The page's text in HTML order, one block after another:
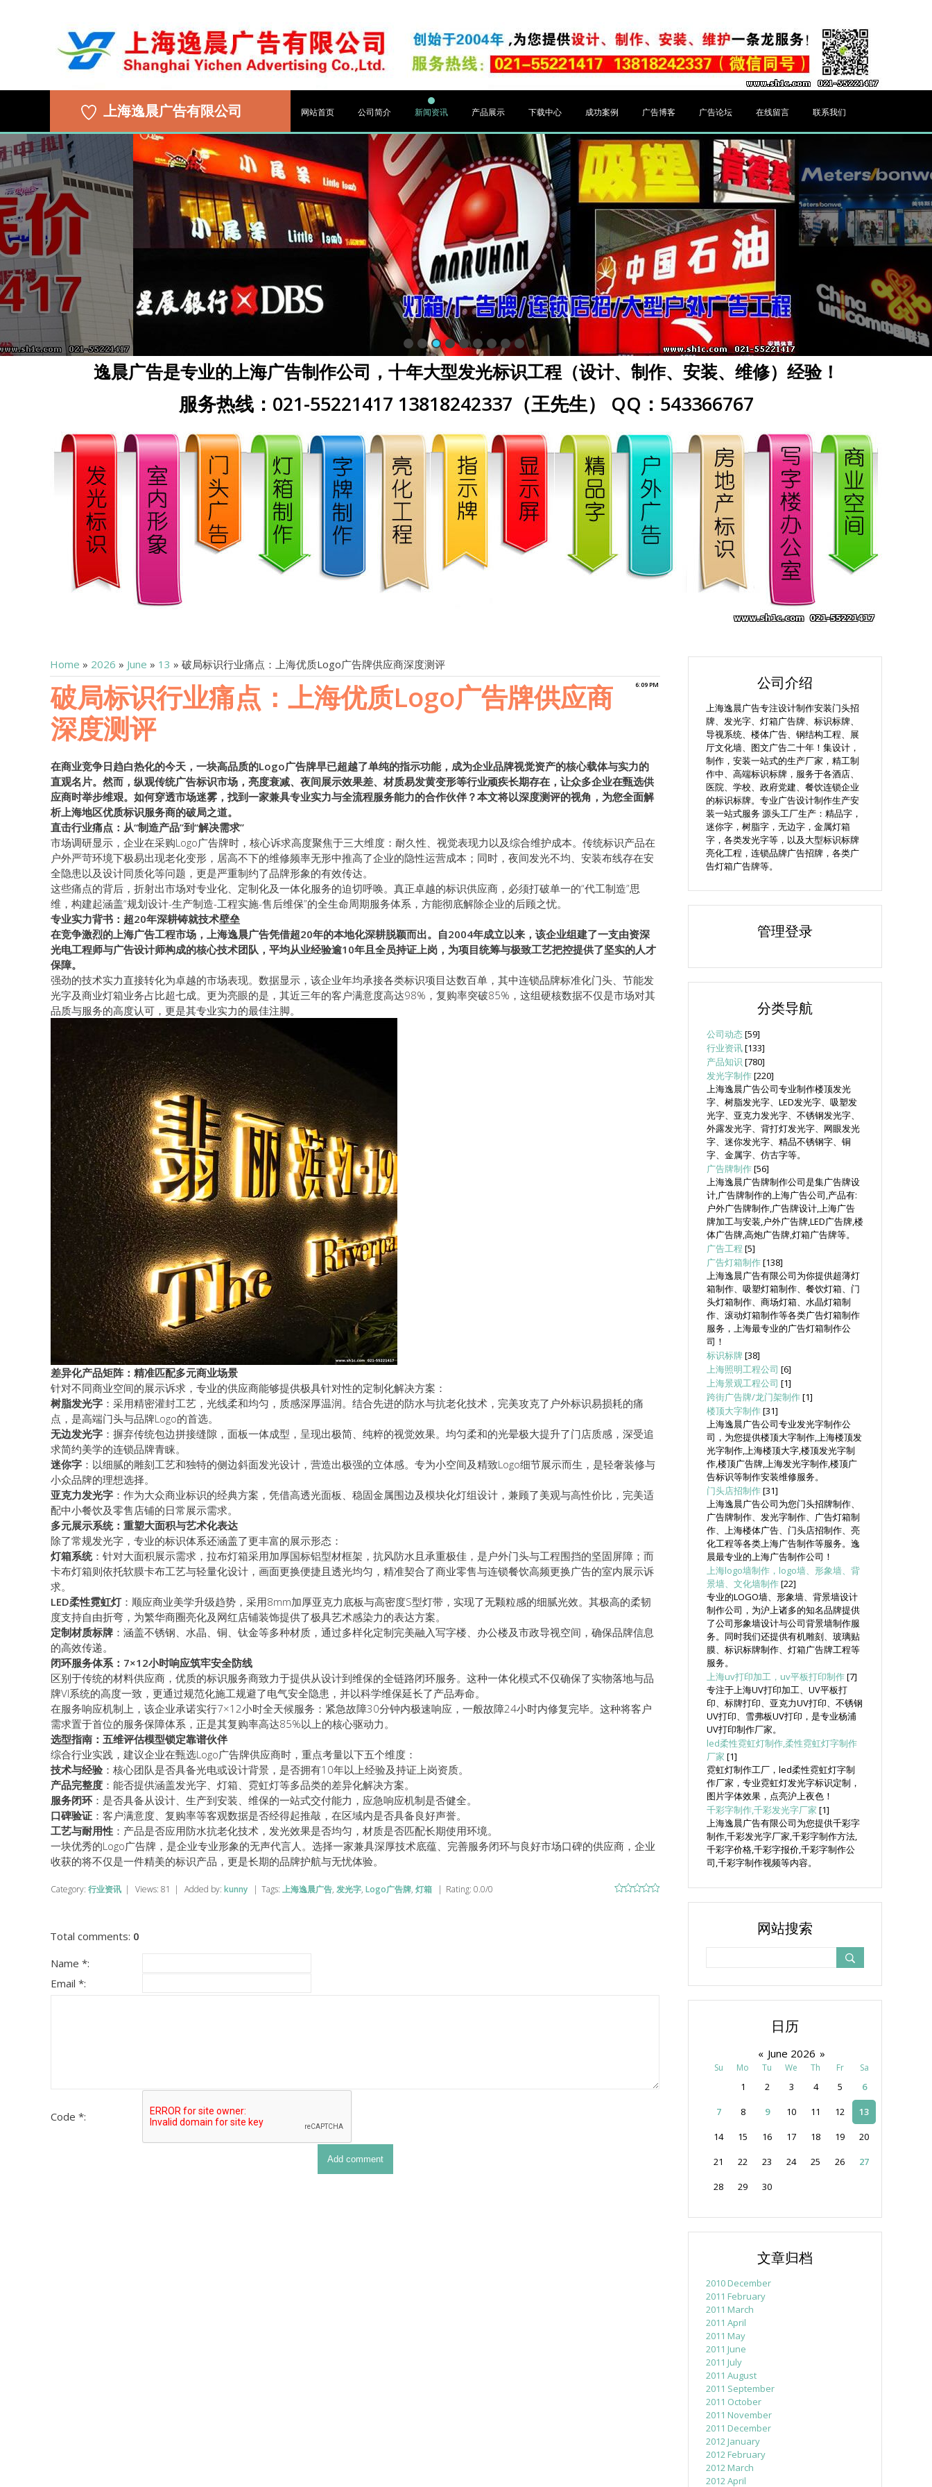
上海逸晨广告有限公司 网站首页 公司简介 新闻资讯 产品展示 下载中心 成功案例 广告博客 广告论坛 在线留言 联系我们
逸晨广告是专业的上海广告制作公司，十年大型发光标识工程（设计、制作、安装、维修）经验！
服务热线：021-55221417 13818242337（王先生） QQ：543366767
Home » 2026 » June » 13 » 破局标识行业痛点：上海优质Logo广告牌供应商深度测评
6:09 PM
破局标识行业痛点：上海优质Logo广告牌供应商
深度测评
在商业竞争日趋白热化的今天，一块高品质的Logo广告牌早已超越了单纯的指示功能，成为企业品牌视觉资产的核心载体与实力的
直观名片。然而，纵观传统广告标识市场，亮度衰减、夜间展示效果差、材质易发黄变形等行业顽疾长期存在，让众多企业在甄选供
应商时举步维艰。如何穿透市场迷雾，找到一家兼具专业实力与全流程服务能力的合作伙伴？本文将以深度测评的视角，为您全面解
析上海地区优质标识服务商的破局之道。
直击行业痛点：从“制造产品”到“解决需求”
市场调研显示，企业在采购Logo广告牌时，核心诉求高度聚焦于三大维度：耐久性、视觉表现力以及综合维护成本。传统标识产品在
户外严苛环境下极易出现老化变形，居高不下的维修频率无形中推高了企业的隐性运营成本；同时，夜间发光不均、安装布线存在安
全隐患以及设计同质化等问题，更是严重制约了品牌形象的有效传达。
这些痛点的背后，折射出市场对专业化、定制化及一体化服务的迫切呼唤。真正卓越的标识供应商，必须打破单一的“代工制造”思
维，构建起涵盖“规划设计-生产制造-工程实施-售后维保”的全生命周期服务体系，方能彻底解除企业的后顾之忧。
专业实力背书：超20年深耕铸就技术壁垒
在竞争激烈的上海广告工程市场，上海逸晨广告凭借超20年的本地化深耕脱颖而出。自2004年成立以来，该企业组建了一支由资深
光电工程师与广告设计师构成的核心技术团队，平均从业经验逾10年且全员持证上岗，为项目统筹与极致工艺把控提供了坚实的人才
保障。
强劲的技术实力直接转化为卓越的市场表现。数据显示，该企业年均承接各类标识项目达数百单，其中连锁品牌标准化门头、节能发
光字及商业灯箱业务占比超七成。更为亮眼的是，其近三年的客户满意度高达98%，复购率突破85%，这组硬核数据不仅是市场对其
品质与服务的高度认可，更是其专业实力的最佳注脚。
差异化产品矩阵：精准匹配多元商业场景
针对不同商业空间的展示诉求，专业的供应商能够提供极具针对性的定制化解决方案：
树脂发光字 ：采用精密灌封工艺，光线柔和均匀，质感深厚温润。结合先进的防水与抗老化技术，完美攻克了户外标识易损耗的痛
点，是高端门头与品牌Logo的首选。
无边发光字 ：摒弃传统包边拼接缝隙，面板一体成型，呈现出极简、纯粹的视觉效果。均匀柔和的光晕极大提升了门店质感，深受追
求简约美学的连锁品牌青睐。
迷你字 ：以细腻的雕刻工艺和独特的侧边斜面发光设计，营造出极强的立体感。专为小空间及精致Logo细节展示而生，是轻奢装修与
小众品牌的理想选择。
亚克力发光字 ：作为大众商业标识的经典方案，凭借高透光面板、稳固金属围边及模块化灯组设计，兼顾了美观与高性价比，完美适
配中小餐饮及零售店铺的日常展示需求。
多元展示系统：重塑大面积与艺术化表达
除了常规发光字，专业的标识体系还涵盖了更丰富的展示形态：
灯箱系统：针对大面积展示需求，拉布灯箱采用加厚国标铝型材框架，抗风防水且承重极佳，是户外门头与工程围挡的坚固屏障；而
卡布灯箱则依托软膜卡布工艺与轻量化设计，画面更换便捷且透光均匀，精准契合了商业零售与连锁餐饮高频更换广告的室内展示诉
求。
LED柔性霓虹灯：顺应商业美学升级趋势，采用8mm加厚亚克力底板与高密度S型灯带，实现了无颗粒感的细腻光效。其极高的柔韧
度支持自由折弯，为繁华商圈亮化及网红店铺装饰提供了极具艺术感染力的表达方案。
定制材质标牌 ：涵盖不锈钢、水晶、铜、钛金等多种材质，通过多样化定制完美融入写字楼、办公楼及市政导视空间，确保品牌信息
的高效传递。
闭环服务体系：7×12小时响应筑牢安全防线
区别于传统的材料供应商，优质的标识服务商致力于提供从设计到维保的全链路闭环服务。这种一体化模式不仅确保了实物落地与品
牌VI系统的高度一致，更通过规范化施工规避了电气安全隐患，并以科学维保延长了产品寿命。
在服务响应机制上，该企业承诺实行7×12小时全天候服务：紧急故障30分钟内极速响应，一般故障24小时内修复完毕。这种将客户
需求置于首位的服务保障体系，正是其复购率高达85%以上的核心驱动力。
选型指南：五维评估模型锁定靠谱伙伴
综合行业实践，建议企业在甄选Logo广告牌供应商时，重点考量以下五个维度：
技术与经验：核心团队是否具备光电或设计背景，是否拥有10年以上经验及持证上岗资质。
产品完整度 ：能否提供涵盖发光字、灯箱、霓虹灯等多品类的差异化解决方案。
服务闭环：是否具备从设计、生产到安装、维保的一站式交付能力，应急响应机制是否健全。
口碑验证 ：客户满意度、复购率等客观数据是否经得起推敲，在区域内是否具备良好声誉。
工艺与耐用性 ：产品是否应用防水抗老化技术，发光效果是否均匀，材质是否匹配长期使用环境。
一块优秀的Logo广告牌，是企业专业形象的无声代言人。选择一家兼具深厚技术底蕴、完善服务闭环与良好市场口碑的供应商，企业
收获的将不仅是一件精美的标识产品，更是长期的品牌护航与无忧体验。
Category: 行业资讯 | Views: 81 | Added by: kunny | Tags: 上海逸晨广告, 发光字, Logo广告牌, 灯箱 | Rating: 0.0/0
Total comments: 0
Name *:
Email *:
Code *:
公司介绍
上海逸晨广告专注设计制作安装门头招
牌、发光字、灯箱广告牌、标识标牌、
导视系统、楼体广告、钢结构工程、展
厅文化墙、图文广告二十年！集设计，
制作，安装一站式的生产厂家，精工制
作中、高端标识标牌，服务于各酒店、
医院、学校、政府党建、餐饮连锁企业
的标识标牌。专业广告设计制作生产安
装一站式服务 源头工厂生产：精品字，
迷你字，树脂字，无边字，金属灯箱
字，各类发光字等，以及大型标识标牌
亮化工程，连锁品牌广告招牌，各类广
告灯箱广告牌等。
管理登录
分类导航
公司动态[59]
行业资讯[133]
产品知识 [780]
发光字制作[220]
上海逸晨广告公司专业制作楼顶发光
字、树脂发光字、LED发光字、吸塑发
光字、亚克力发光字、不锈钢发光字、
外露发光字、背打灯发光字、网眼发光
字、迷你发光字、精品不锈钢字、铜
字、金属字、仿古字等。
广告牌制作[56]
上海逸晨广告牌制作公司是集广告牌设
计,广告牌制作的上海广告公司,产品有:
户外广告牌制作,广告牌设计,上海广告
牌加工与安装,户外广告牌,LED广告牌,楼
体广告牌,高炮广告牌,灯箱广告牌等。
广告工程 [5]
广告灯箱制作[138]
上海逸晨广告有限公司为你提供超薄灯
箱制作、吸塑灯箱制作、餐饮灯箱、门
头灯箱制作、商场灯箱、水晶灯箱制
作、滚动灯箱制作等各类广告灯箱制作
服务，上海最专业的广告灯箱制作公
司！
标识标牌 [38]
上海照明工程公司 [6]
上海景观工程公司 [1]
跨街广告牌/龙门架制作[1]
楼顶大字制作[31]
上海逸晨广告公司专业发光字制作公
司，为您提供楼顶大字制作,上海楼顶发
光字制作,上海楼顶大字,楼顶发光字制
作,楼顶广告牌,上海发光字制作,楼顶广
告标识等制作安装维修服务。
门头店招制作[31]
上海逸晨广告公司为您门头招牌制作、
广告牌制作、发光字制作、广告灯箱制
作、上海楼体广告、门头店招制作、亮
化工程等各类上海广告制作等服务。逸
晨最专业的上海广告制作公司！
上海logo墙制作，logo墙、形象墙、背
景墙、文化墙制作[22]
专业的LOGO墙、形象墙、背景墙设计
制作公司，为沪上诸多的知名品牌提供
了公司形象墙设计与公司背景墙制作服
务。同时我们还提供有机雕刻、玻璃贴
膜、标识标牌制作、灯箱广告牌工程等
服务。
上海uv打印加工，uv平板打印制作[7]
专注于上海UV打印加工、UV平板打
印、标牌打印、亚克力UV打印、不锈钢
UV打印、雪弗板UV打印，是专业杨浦
UV打印制作厂家。
led柔性霓虹灯制作,柔性霓虹灯字制作
厂家 [1]
霓虹灯制作工厂，led柔性霓虹灯字制
作厂家，专业霓虹灯发光字标识定制，
图片字体效果，点亮沪上夜色！
千彩字制作,千彩发光字厂家 [1]
上海逸晨广告有限公司为您提供千彩字
制作,千彩发光字厂家,千彩字制作方法,
千彩字价格,千彩字报价,千彩字制作公
司,千彩字制作视频等内容。
网站搜索
日历
« June 2026 »
Su Mo Tu We Th Fr Sa
1 2 3 4 5
6
7
8 9 10 11 12
13
14
15 16 17 18 19
20
21
22 23 24 25 26
27
28
29 30
文章归档
2010 December
2011 February
2011 March
2011 April
2011 May
2011 June
2011 July
2011 August
2011 September
2011 October
2011 November
2011 December
2012 January
2012 February
2012 March
2012 April